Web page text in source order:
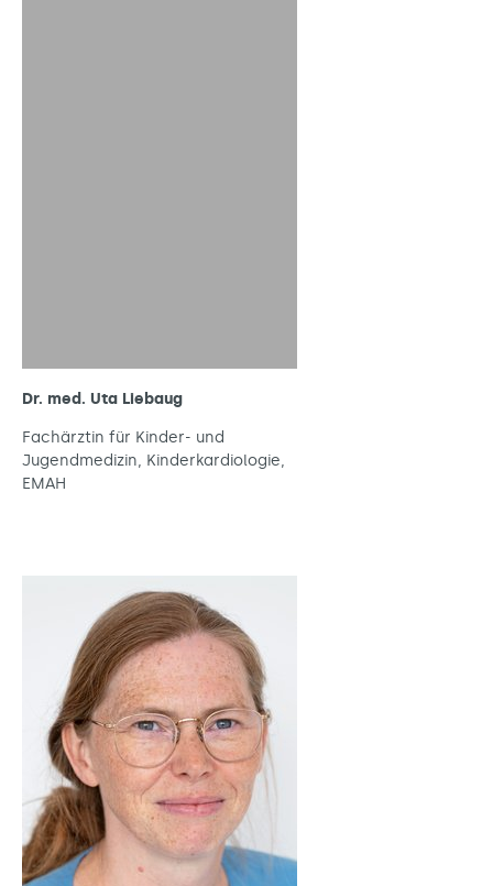
Dr. med. Uta Liebaug
Fachärztin für Kinder- und
Jugendmedizin, Kinderkardiologie,
EMAH